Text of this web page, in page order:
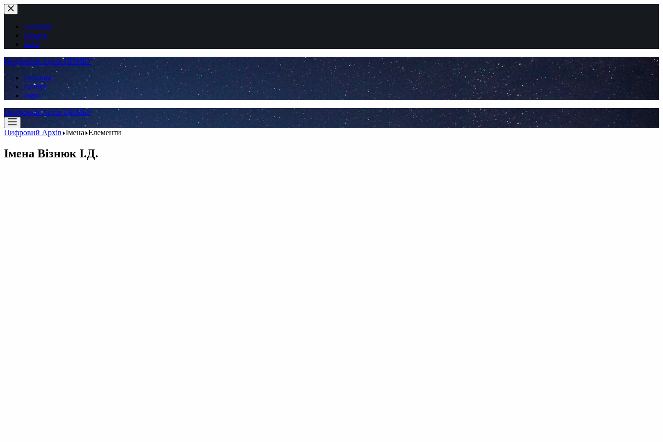
Перейти
до
вмістуГоловна
Пошук
Інфо
Цифровий Архів ННМБУ
Головна
Пошук
Інфо
Цифровий Архів ННМБУ
Цифровий Архів Імена Елементи
Імена Візнюк І.Д.